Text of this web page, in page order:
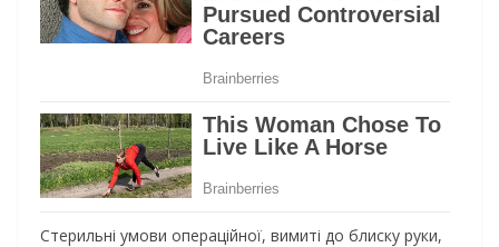
Стерильні умови операційної, вимиті до блиску руки,